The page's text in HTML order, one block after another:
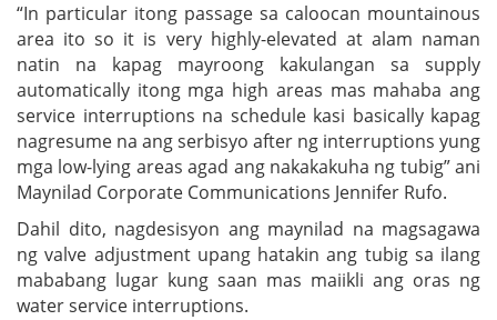
“In particular itong passage sa caloocan mountainous
area ito so it is very highly-elevated at alam naman
natin na kapag mayroong kakulangan sa supply
automatically itong mga high areas mas mahaba ang
service interruptions na schedule kasi basically kapag
nagresume na ang serbisyo after ng interruptions yung
mga low-lying areas agad ang nakakakuha ng tubig” ani
Maynilad Corporate Communications Jennifer Rufo.
Dahil dito, nagdesisyon ang maynilad na magsagawa
ng valve adjustment upang hatakin ang tubig sa ilang
mababang lugar kung saan mas maiikli ang oras ng
water service interruptions.